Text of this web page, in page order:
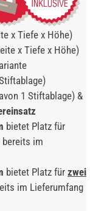
x Tiefe x Höhe)
x Tiefe x Höhe)
1 Stiftablage) &
bietet Platz für
im
bietet Platz für zwei
im Lieferumfang